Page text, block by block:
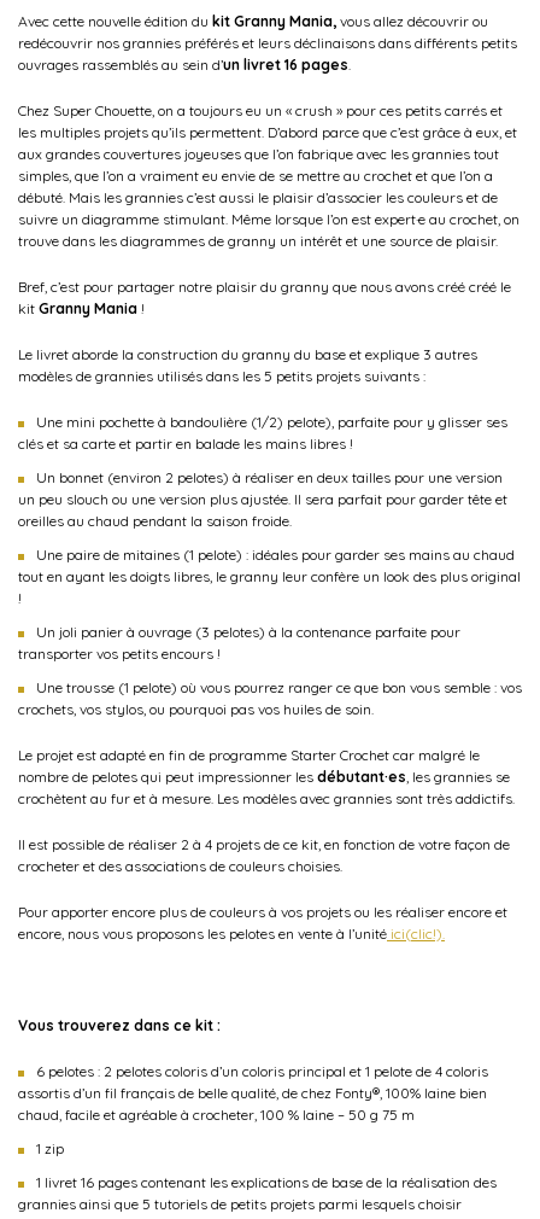
Avec cette nouvelle édition du kit Granny Mania, vous allez découvrir ou
redécouvrir nos grannies préférés et leurs déclinaisons dans différents petits
ouvrages rassemblés au sein d’un livret 16 pages.
Chez Super Chouette, on a toujours eu un « crush » pour ces petits carrés et
les multiples projets qu’ils permettent. D’abord parce que c’est grâce à eux, et
aux grandes couvertures joyeuses que l’on fabrique avec les grannies tout
simples, que l’on a vraiment eu envie de se mettre au crochet et que l’on a
débuté. Mais les grannies c’est aussi le plaisir d’associer les couleurs et de
suivre un diagramme stimulant. Même lorsque l’on est expert·e au crochet, on
trouve dans les diagrammes de granny un intérêt et une source de plaisir.
Bref, c’est pour partager notre plaisir du granny que nous avons créé créé le
kit Granny Mania !
Le livret aborde la construction du granny du base et explique 3 autres
modèles de grannies utilisés dans les 5 petits projets suivants :
Une mini pochette à bandoulière (1/2) pelote), parfaite pour y glisser ses
clés et sa carte et partir en balade les mains libres !
Un bonnet (environ 2 pelotes) à réaliser en deux tailles pour une version
un peu slouch ou une version plus ajustée. Il sera parfait pour garder tête et
oreilles au chaud pendant la saison froide.
Une paire de mitaines (1 pelote) : idéales pour garder ses mains au chaud
tout en ayant les doigts libres, le granny leur confère un look des plus original
!
Un joli panier à ouvrage (3 pelotes) à la contenance parfaite pour
transporter vos petits encours !
Une trousse (1 pelote) où vous pourrez ranger ce que bon vous semble : vos
crochets, vos stylos, ou pourquoi pas vos huiles de soin.
Le projet est adapté en fin de programme Starter Crochet car malgré le
nombre de pelotes qui peut impressionner les débutant·es, les grannies se
crochètent au fur et à mesure. Les modèles avec grannies sont très addictifs.
Il est possible de réaliser 2 à 4 projets de ce kit, en fonction de votre façon de
crocheter et des associations de couleurs choisies.
Pour apporter encore plus de couleurs à vos projets ou les réaliser encore et
encore, nous vous proposons les pelotes en vente à l’unité ici(clic!).
Vous trouverez dans ce kit :
6 pelotes : 2 pelotes coloris d’un coloris principal et 1 pelote de 4 coloris
assortis d’un fil français de belle qualité, de chez Fonty®, 100% laine bien
chaud, facile et agréable à crocheter, 100 % laine – 50 g 75 m
1 zip
1 livret 16 pages contenant les explications de base de la réalisation des
grannies ainsi que 5 tutoriels de petits projets parmi lesquels choisir